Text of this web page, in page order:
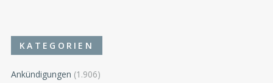
KATEGORIEN
Ankündigungen (1.906)